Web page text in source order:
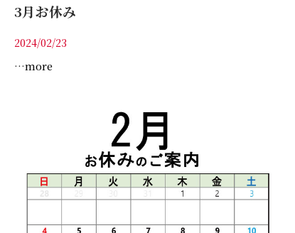
3月お休み
2024/02/23
…more